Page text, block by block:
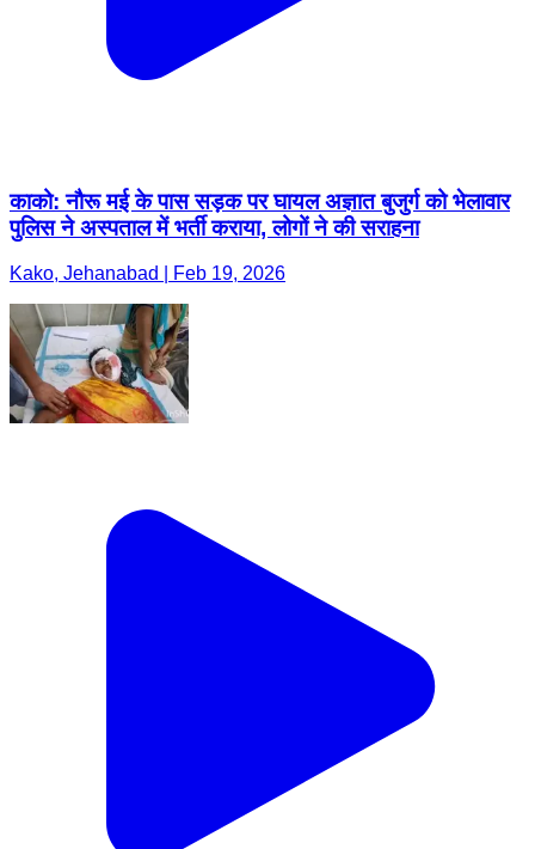
काको: नौरू मई के पास सड़क पर घायल अज्ञात बुजुर्ग को भेलावार
पुलिस ने अस्पताल में भर्ती कराया, लोगों ने की सराहना
Kako, Jehanabad | Feb 19, 2026